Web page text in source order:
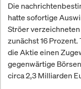
Die
hatte sofortige
Ströer
zunächst 16
die Aktie einen
gegenwärtige
circa 2,3 Milliarden